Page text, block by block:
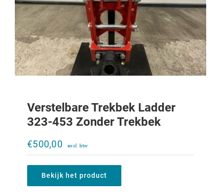
Verstelbare Trekbek Ladder
323-453 Zonder Trekbek
€500,00
Bekijk het product
€20,00